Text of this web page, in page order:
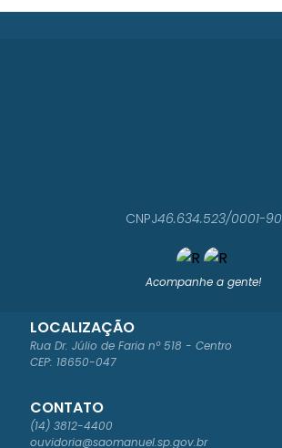
Acompanhe a gente!
LOCALIZAÇÃO
Rua Dr. Júlio de Faria nº 518 - Centro
CEP: 18650-047
CONTATO
(14) 3812-4400
ouvidoria@saomanuel.sp.gov.br
CNPJ46.634.523/0001-90